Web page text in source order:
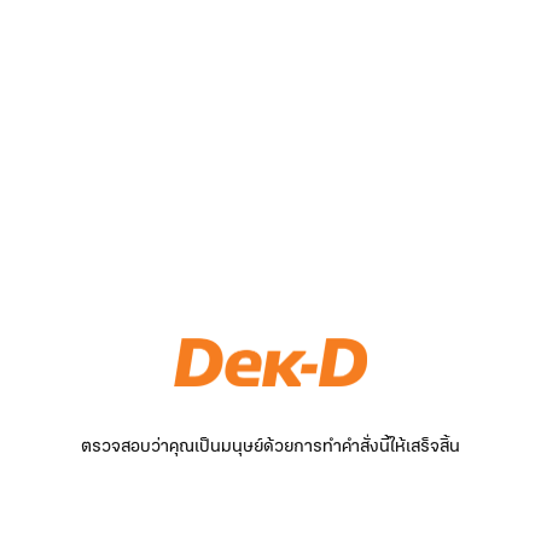
ตรวจสอบว่าคุณเป็นมนุษย์ด้วยการทำคำสั่งนี้ให้เสร็จสิ้น